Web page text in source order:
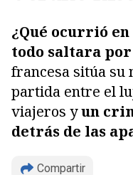
¿Qué ocurrió
todo saltara
francesa sitúa su
partida entre el
viajeros yun
detrás de las
Compartir